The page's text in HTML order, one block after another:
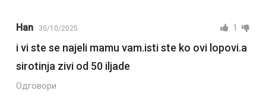
Han 30/10/2025 1
i vi ste se najeli mamu vam.isti ste ko ovi lopovi.a
sirotinja zivi od 50 iljade
Одговори